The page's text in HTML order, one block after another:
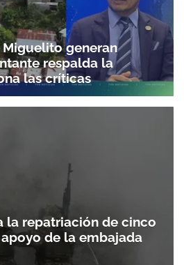
Miguelito generan
respalda la
las críticas
la repatriación de cinco
de la embajada